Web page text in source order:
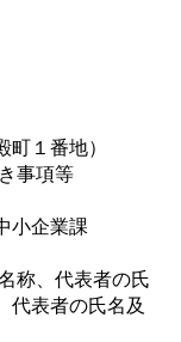
１番地）
事項等
小企業課
称、代表者の氏
代表者の氏名及